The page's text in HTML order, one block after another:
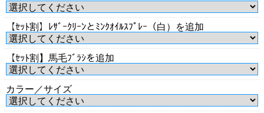
【ｾｯﾄ割】ﾚｻﾞｰｸﾘｰﾝとﾐﾝｸｵｲﾙｽﾌﾟﾚｰ（白）を追加
【ｾｯﾄ割】馬毛ﾌﾞﾗｼを追加
カラー／サイズ